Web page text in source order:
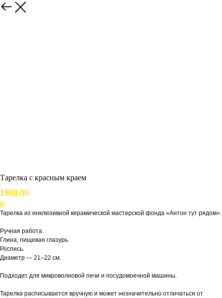
Тарелка с красным краем
1900,00
р.
Тарелка из инклюзивной керамической мастерской фонда «Антон тут рядом».
Ручная работа.
Глина, пищевая глазурь.
Роспись.
Диаметр — 21–22 см.
Подходит для микроволновой печи и посудомоечной машины.
Тарелка расписывается вручную и может незначительно отличаться от